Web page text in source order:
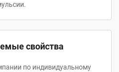
свойства
по индивидуальному